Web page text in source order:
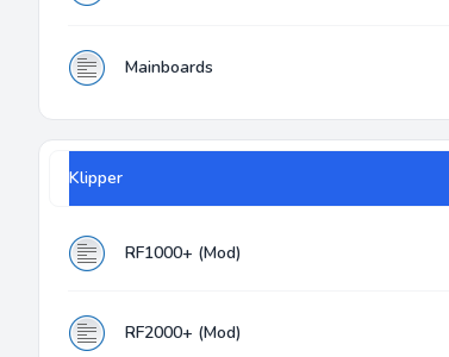
Mainboards
Klipper
RF1000+ (Mod)
RF2000+ (Mod)